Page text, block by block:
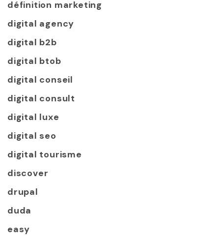
définition marketing
digital agency
digital b2b
digital btob
digital conseil
digital consult
digital luxe
digital seo
digital tourisme
discover
drupal
duda
easy